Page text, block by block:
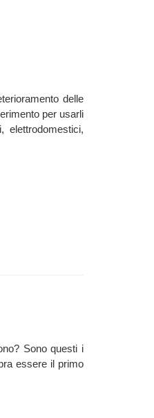
delle
per usarli
Sono questi i
essere il primo